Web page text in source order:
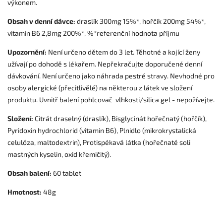
výkonem.
Obsah v denní dávce: draslík 300mg 15%*, hořčík 200mg 54%*,
vitamin B6 2,8mg 200%*, %*referenční hodnota příjmu
Upozornění: Není určeno dětem do 3 let. Těhotné a kojící ženy
užívají po dohodě s lékařem. Nepřekračujte doporučené denní
dávkování. Není určeno jako náhrada pestré stravy. Nevhodné pro
osoby alergické (přecitlivělé) na některou z látek ve složení
produktu. Uvnitř balení pohlcovač vlhkosti/silica gel - nepožívejte.
Složení: Citrát draselný (draslík), Bisglycinát hořečnatý (hořčík),
Pyridoxin hydrochlorid (vitamin B6), Plnidlo (mikrokrystalická
celulóza, maltodextrin), Protispékavá látka (hořečnaté soli
mastných kyselin, oxid křemičitý).
Obsah balení: 60 tablet
Hmotnost: 48g